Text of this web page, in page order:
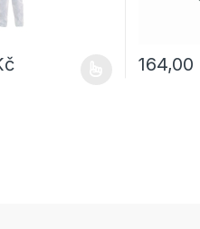
má více variant. Možnosti
164,00
Tento